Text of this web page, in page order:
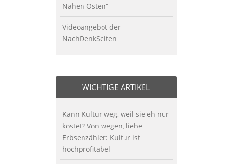
Nahen Osten“
Videoangebot der
NachDenkSeiten
WICHTIGE ARTIKEL
Kann Kultur weg, weil sie eh nur
kostet? Von wegen, liebe
Erbsenzähler: Kultur ist
hochprofitabel